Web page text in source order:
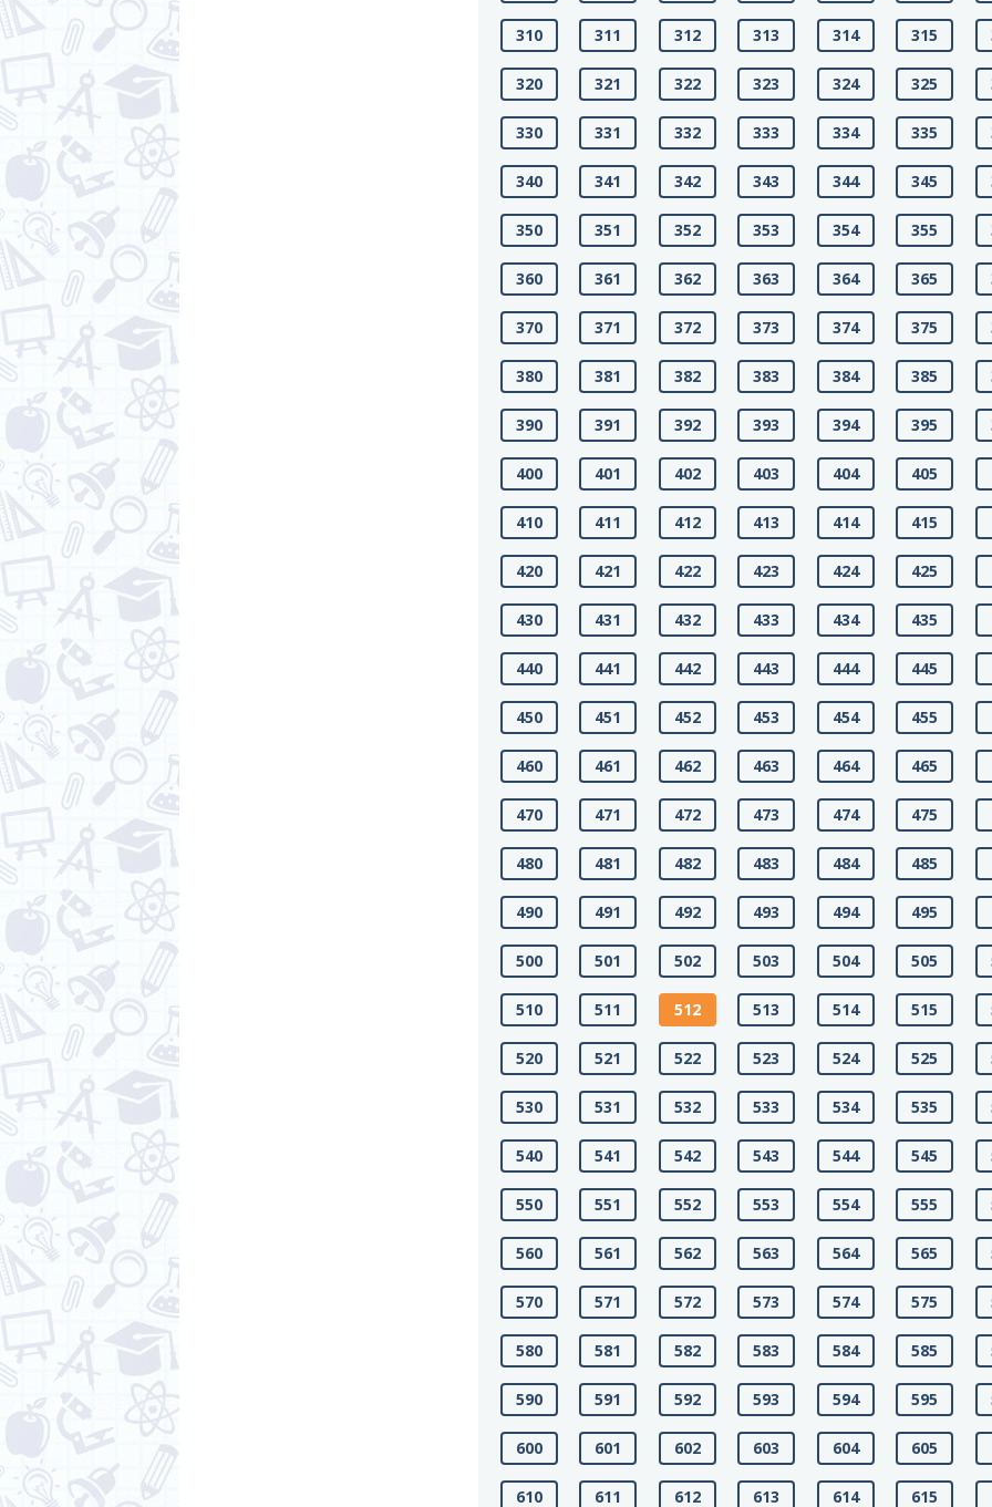
310 311 312 313 314 315
320 321 322 323 324 325
330 331 332 333 334 335
340 341 342 343 344 345
350 351 352 353 354 355
360 361 362 363 364 365
370 371 372 373 374 375
380 381 382 383 384 385
390 391 392 393 394 395
400 401 402 403 404 405
410 411 412 413 414 415
420 421 422 423 424 425
430 431 432 433 434 435
440 441 442 443 444 445
450 451 452 453 454 455
460 461 462 463 464 465
470 471 472 473 474 475
480 481 482 483 484 485
490 491 492 493 494 495
500 501 502 503 504 505
510 511 512 513 514 515
520 521 522 523 524 525
530 531 532 533 534 535
540 541 542 543 544 545
550 551 552 553 554 555
560 561 562 563 564 565
570 571 572 573 574 575
580 581 582 583 584 585
590 591 592 593 594 595
600 601 602 603 604 605
610 611 612 613 614 615